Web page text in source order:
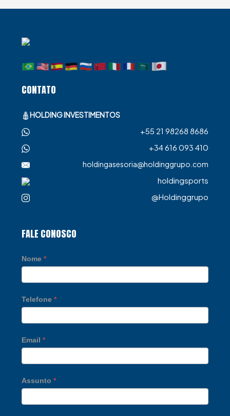
CONTATO
HOLDING INVESTIMENTOS
+55 21 98268 8686
+34 616 093 410
holdingasesoria@holdinggrupo.com
holdingsports
@Holdinggrupo
FALE CONOSCO
Nome *
Telefone *
Email *
Assunto *